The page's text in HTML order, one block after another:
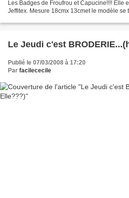
Les Badges de Froufrou et Capucine!!!! Elle
Jeffitex. Mesure 18cmx 13cmet le modèle
Le Jeudi c'est
Publié le 07/03/2008 à 17:20
Par facilececile